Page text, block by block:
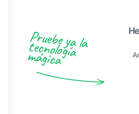
Pruebe ya la
tecnología
mágica